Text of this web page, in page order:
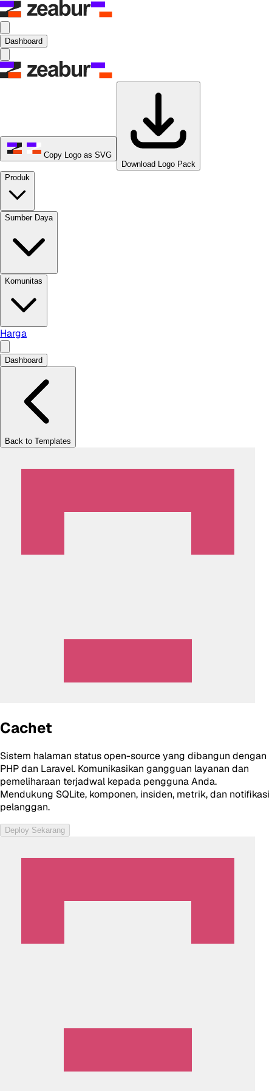
Dashboard
Copy Logo as SVG
Download Logo Pack
Produk
Sumber Daya
Komunitas
Harga
Dashboard
Back to Templates
Cachet
Sistem halaman status open-source yang dibangun dengan
PHP dan Laravel. Komunikasikan gangguan layanan dan
pemeliharaan terjadwal kepada pengguna Anda.
Mendukung SQLite, komponen, insiden, metrik, dan notifikasi
pelanggan.
Deploy Sekarang